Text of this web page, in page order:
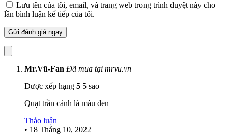
Lưu tên của tôi, email, và trang web trong trình duyệt này cho
lần bình luận kế tiếp của tôi.
Mr.Vũ-Fan Đã mua tại mrvu.vn
Được xếp hạng 5 5 sao
Quạt trần cánh lá màu đen
Thảo luận
• 18 Tháng 10, 2022